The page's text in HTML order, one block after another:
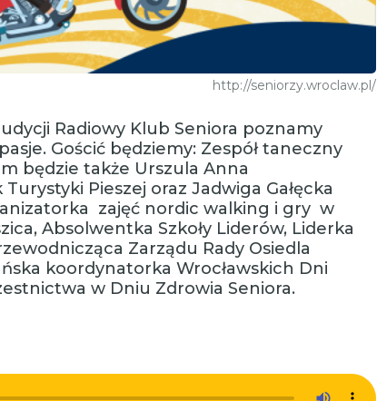
http://seniorzy.wroclaw.pl/
Radiowy Klub Seniora poznamy
Gościć będziemy: Zespół taneczny
będzie także Urszula Anna
Pieszej oraz Jadwiga Gałęcka
zajęć nordic walking i gry w
Absolwentka Szkoły Liderów, Liderka
Zarządu Rady Osiedla
koordynatorka Wrocławskich Dni
w Dniu Zdrowia Seniora.